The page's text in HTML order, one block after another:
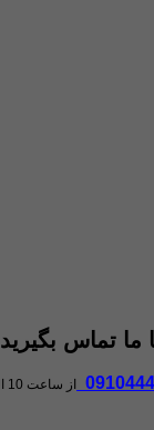
ما تماس بگیرید
از ساعت 10 الی 21